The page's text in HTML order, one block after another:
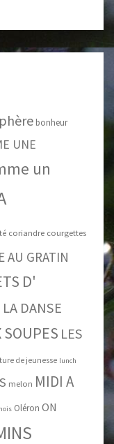
bonheur
UNE
un
coriandre courgettes
AU GRATIN
D'
LA DANSE
SOUPES LES
de jeunesse lunch
melon MIDI A
Oléron ON